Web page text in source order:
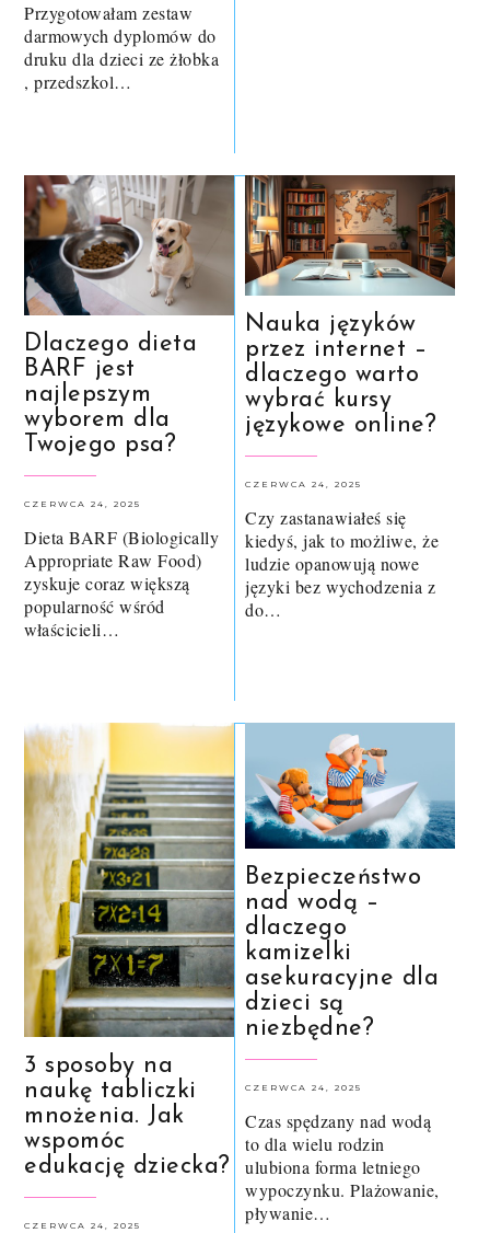
Przygotowałam zestaw
darmowych dyplomów do
druku dla dzieci ze żłobka
, przedszkol…
Dlaczego dieta
BARF jest
najlepszym
wyborem dla
Twojego psa?
CZERWCA 24, 2025
Dieta BARF (Biologically
Appropriate Raw Food)
zyskuje coraz większą
popularność wśród
właścicieli…
Nauka języków
przez internet –
dlaczego warto
wybrać kursy
językowe online?
CZERWCA 24, 2025
Czy zastanawiałeś się
kiedyś, jak to możliwe, że
ludzie opanowują nowe
języki bez wychodzenia z
do…
3 sposoby na
naukę tabliczki
mnożenia. Jak
wspomóc
edukację dziecka?
CZERWCA 24, 2025
Bezpieczeństwo
nad wodą –
dlaczego
kamizelki
asekuracyjne dla
dzieci są
niezbędne?
CZERWCA 24, 2025
Czas spędzany nad wodą
to dla wielu rodzin
ulubiona forma letniego
wypoczynku. Plażowanie,
pływanie…